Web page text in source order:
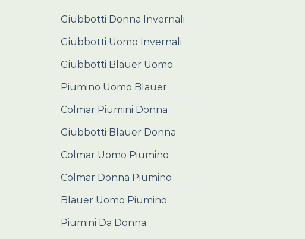
Giubbotti Donna Invernali
Giubbotti Uomo Invernali
Giubbotti Blauer Uomo
Piumino Uomo Blauer
Colmar Piumini Donna
Giubbotti Blauer Donna
Colmar Uomo Piumino
Colmar Donna Piumino
Blauer Uomo Piumino
Piumini Da Donna